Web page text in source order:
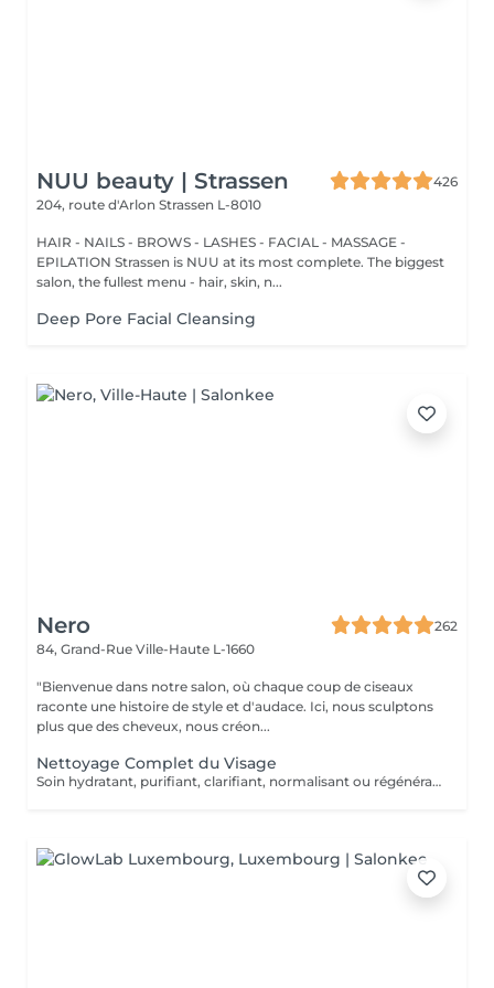
NUU beauty | Strassen
426
204, route d'Arlon Strassen L-8010
HAIR - NAILS - BROWS - LASHES - FACIAL - MASSAGE -
EPILATION Strassen is NUU at its most complete. The biggest
salon, the fullest menu - hair, skin, n...
Deep Pore Facial Cleansing
Nero
262
84, Grand-Rue Ville-Haute L-1660
"Bienvenue dans notre salon, où chaque coup de ciseaux
raconte une histoire de style et d'audace. Ici, nous sculptons
plus que des cheveux, nous créon...
Nettoyage Complet du Visage
Soin hydratant, purifiant, clarifiant, normalisant ou régénérant